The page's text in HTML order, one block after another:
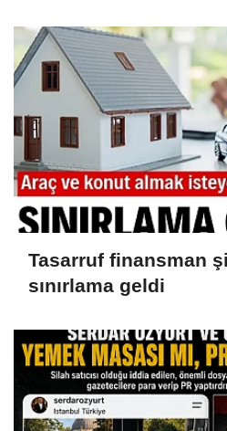
malvarlığına el
Tasarruf finansman
sınırlama geldi